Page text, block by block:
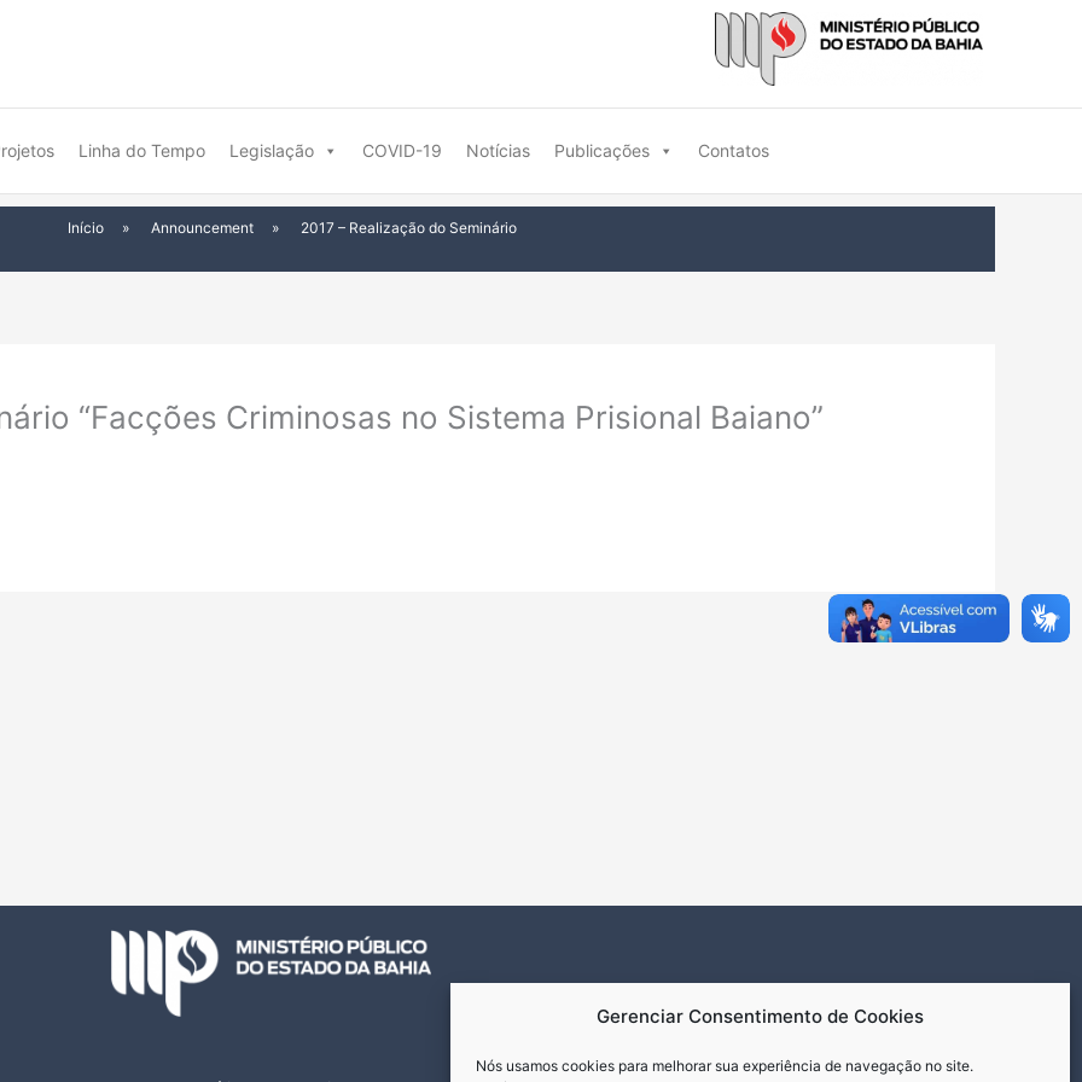
Gerenciar Consentimento de Cookies
Nós usamos cookies para melhorar sua experiência de navegação no site.
Linha do Tempo Legislação COVID-19 Notícias Publicações Contatos
Início » Announcement » 2017 – Realização do Seminário
“Facções Criminosas no Sistema Prisional Baiano”